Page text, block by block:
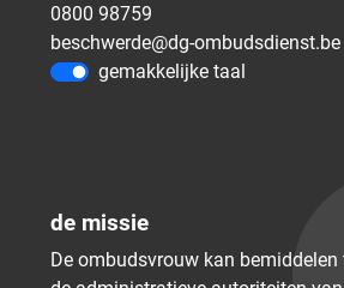
0800 98759
beschwerde@dg-ombudsdienst.be
gemakkelijke taal
de missie
De ombudsvrouw kan bemiddelen